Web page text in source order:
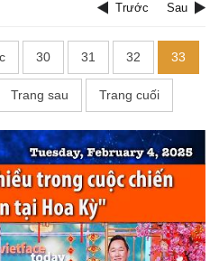
Trước Sau
30 31 32 33
Trang sau Trang cuối